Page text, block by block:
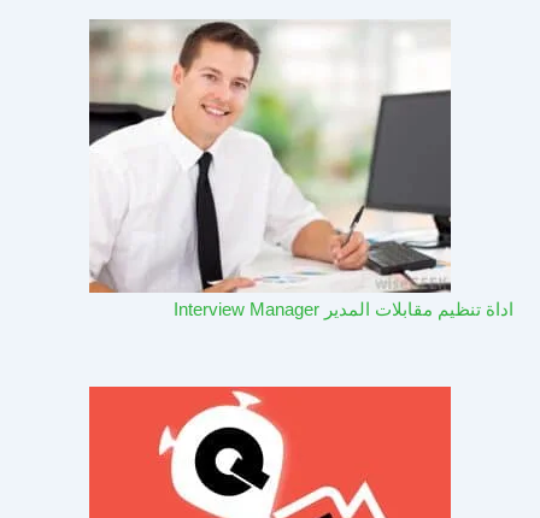
اداة تنظيم مقابلات المدير Interview Manager